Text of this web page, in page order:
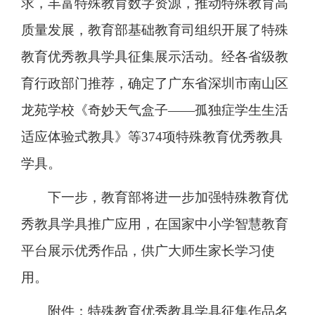
求，丰富特殊教育数字资源，推动特殊教育高
质量发展，教育部基础教育司组织开展了特殊
教育优秀教具学具征集展示活动。经各省级教
育行政部门推荐，确定了广东省深圳市南山区
龙苑学校《奇妙天气盒子——孤独症学生生活
适应体验式教具》等374项特殊教育优秀教具
学具。
下一步，教育部将进一步加强特殊教育优
秀教具学具推广应用，在国家中小学智慧教育
平台展示优秀作品，供广大师生家长学习使
用。
附件：特殊教育优秀教具学具征集作品名